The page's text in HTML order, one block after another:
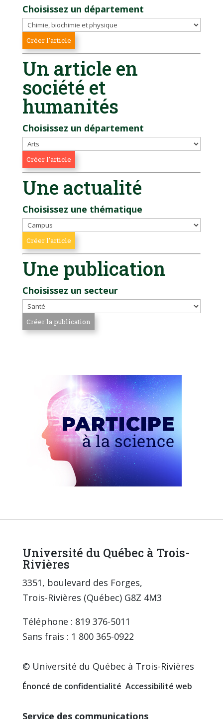
Choisissez un département
Un article en
société et
humanités
Choisissez un département
Une actualité
Choisissez une thématique
Une publication
Choisissez un secteur
Université du Québec à Trois-
Rivières
3351, boulevard des Forges,
Trois-Rivières (Québec) G8Z 4M3
Téléphone : 819 376-5011
Sans frais : 1 800 365-0922
© Université du Québec à Trois-Rivières
Énoncé de confidentialité Accessibilité web
Service des communications